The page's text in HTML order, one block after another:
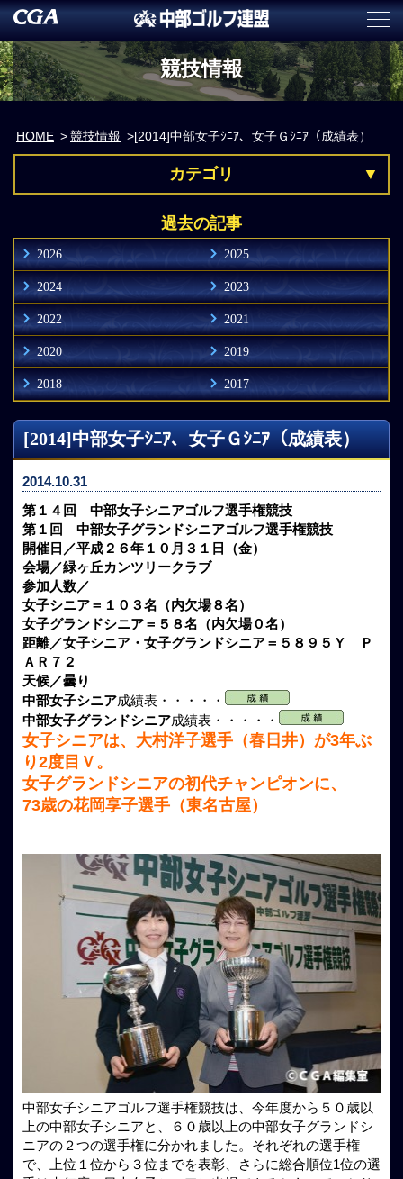
競技情報
HOME 競技情報 [2014]中部女子ｼﾆｱ、女子Ｇｼﾆｱ（成績表）
カテゴリ
過去の記事
2026 2025
2024 2023
2022 2021
2020 2019
2018 2017
[2014]中部女子ｼﾆｱ、女子Ｇｼﾆｱ（成績表）
2014.10.31
第１４回 中部女子シニアゴルフ選手権競技
第１回 中部女子グランドシニアゴルフ選手権競技
開催日／平成２６年１０月３１日（金）
会場／緑ヶ丘カンツリークラブ
参加人数／
女子シニア＝１０３名（内欠場８名）
女子グランドシニア＝５８名（内欠場０名）
距離／女子シニア・女子グランドシニア＝５８９５Ｙ Ｐ
ＡＲ７２
天候／曇り
中部女子シニア成績表・・・・・
中部女子グランドシニア成績表・・・・・
女子シニアは、大村洋子選手（春日井）が3年ぶ
り2度目Ｖ。
女子グランドシニアの初代チャンピオンに、
73歳の花岡享子選手（東名古屋）
中部女子シニアゴルフ選手権競技は、今年度から５０歳以
上の中部女子シニアと、６０歳以上の中部女子グランドシ
ニアの２つの選手権に分かれました。それぞれの選手権
で、上位１位から３位までを表彰、さらに総合順位1位の選